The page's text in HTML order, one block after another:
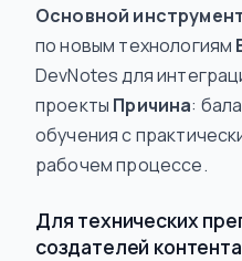
Основной
по новым технологиям
DevNotes для
проекты Причина:
обучения с
рабочем процессе.
Для технических
создателей контента